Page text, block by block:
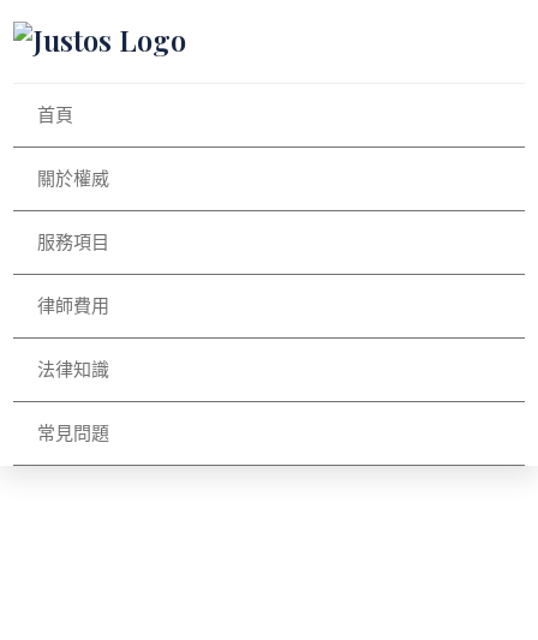
首頁
關於權威
服務項目
律師費用
法律知識
常見問題